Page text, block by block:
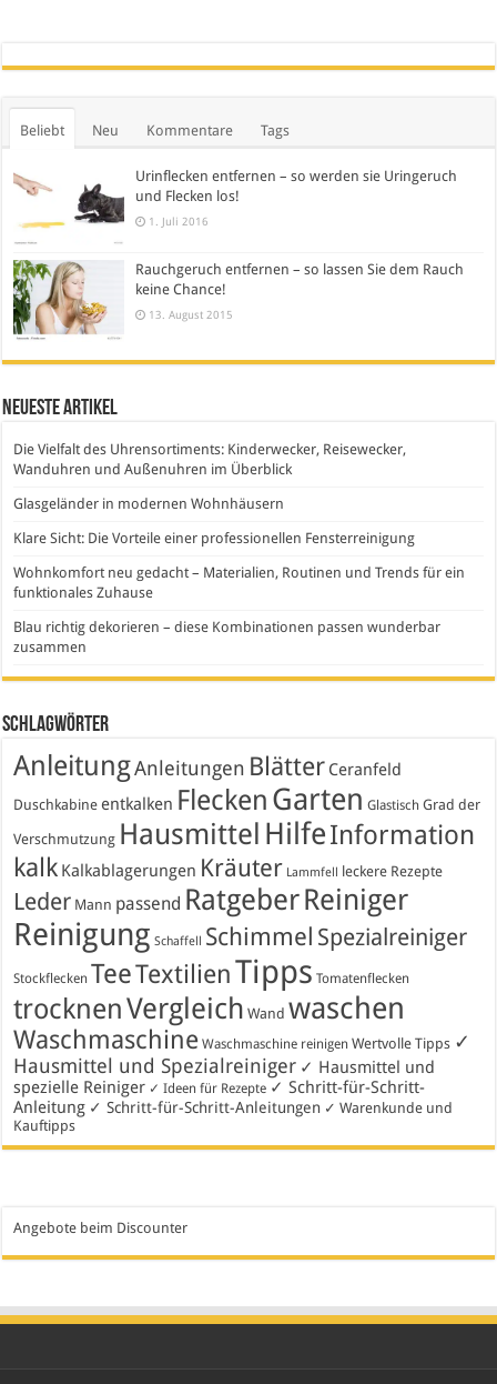
Beliebt Neu Kommentare Tags
Urinflecken entfernen – so werden sie Uringeruch
und Flecken los!
1. Juli 2016
Rauchgeruch entfernen – so lassen Sie dem Rauch
keine Chance!
13. August 2015
Neueste Artikel
Die Vielfalt des Uhrensortiments: Kinderwecker, Reisewecker,
Wanduhren und Außenuhren im Überblick
Glasgeländer in modernen Wohnhäusern
Klare Sicht: Die Vorteile einer professionellen Fensterreinigung
Wohnkomfort neu gedacht – Materialien, Routinen und Trends für ein
funktionales Zuhause
Blau richtig dekorieren – diese Kombinationen passen wunderbar
zusammen
Schlagwörter
AnleitungAnleitungen Blätter Ceranfeld
Duschkabine entkalken Flecken Garten Glastisch Grad der
Verschmutzung Hausmittel HilfeInformation
kalk Kalkablagerungen Kräuter Lammfell leckere Rezepte
Leder Mann passend RatgeberReiniger
Reinigung Schaffell Schimmel Spezialreiniger
Stockflecken TeeTextilienTipps Tomatenflecken
trocknenVergleich Wand waschen
Waschmaschine Waschmaschine reinigen Wertvolle Tipps ✓
Hausmittel und Spezialreiniger ✓ Hausmittel und
spezielle Reiniger ✓ Ideen für Rezepte ✓ Schritt-für-Schritt-
Anleitung ✓ Schritt-für-Schritt-Anleitungen ✓ Warenkunde und
Kauftipps
Angebote beim Discounter